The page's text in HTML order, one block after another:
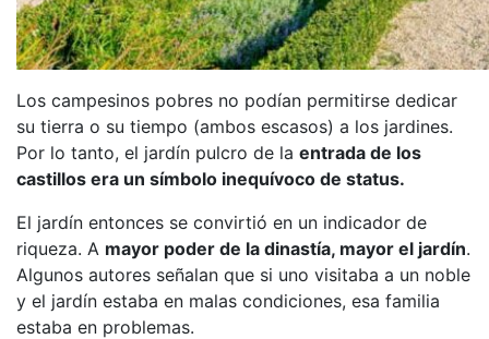
Los campesinos pobres no podían permitirse dedicar
su tierra o su tiempo (ambos escasos) a los jardines.
Por lo tanto, el jardín pulcro de la entrada de los
castillos era un símbolo inequívoco de status.
El jardín entonces se convirtió en un indicador de
riqueza. A mayor poder de la dinastía, mayor el jardín.
Algunos autores señalan que si uno visitaba a un noble
y el jardín estaba en malas condiciones, esa familia
estaba en problemas.